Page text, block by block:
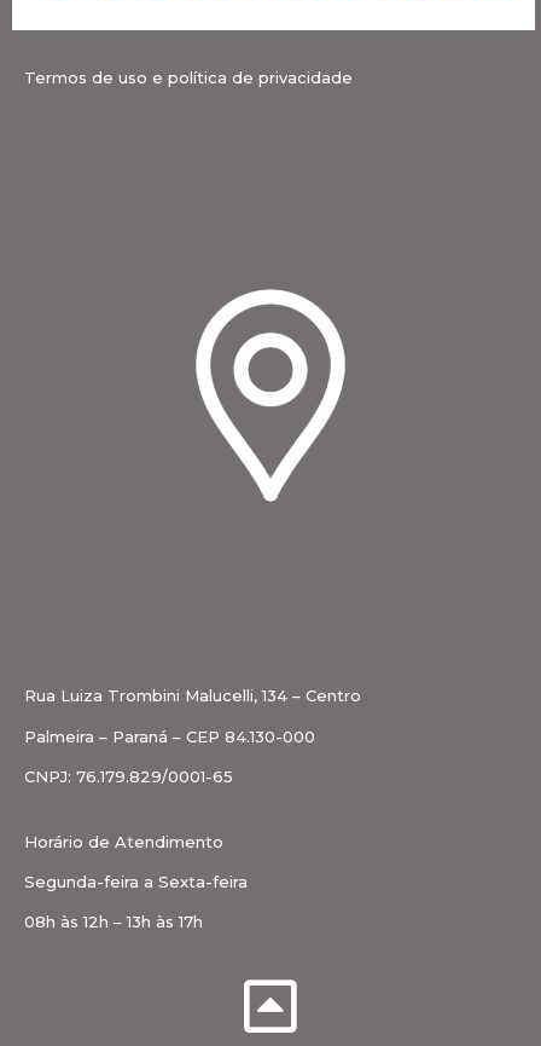
Termos de uso e política de privacidade
Rua Luiza Trombini Malucelli, 134 – Centro
Palmeira – Paraná – CEP 84.130-000
CNPJ: 76.179.829/0001-65
Horário de Atendimento
Segunda-feira a Sexta-feira
08h às 12h – 13h às 17h